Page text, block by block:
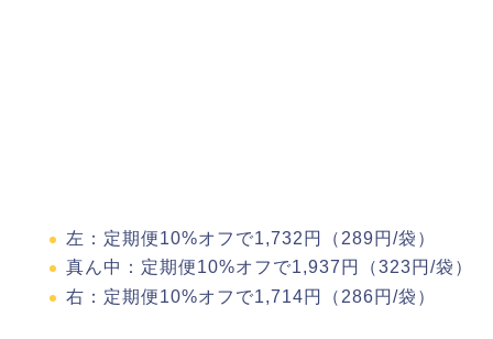
左：定期便10%オフで1,732円（289円/袋）
真ん中：定期便10%オフで1,937円（323円/袋）
右：定期便10%オフで1,714円（286円/袋）